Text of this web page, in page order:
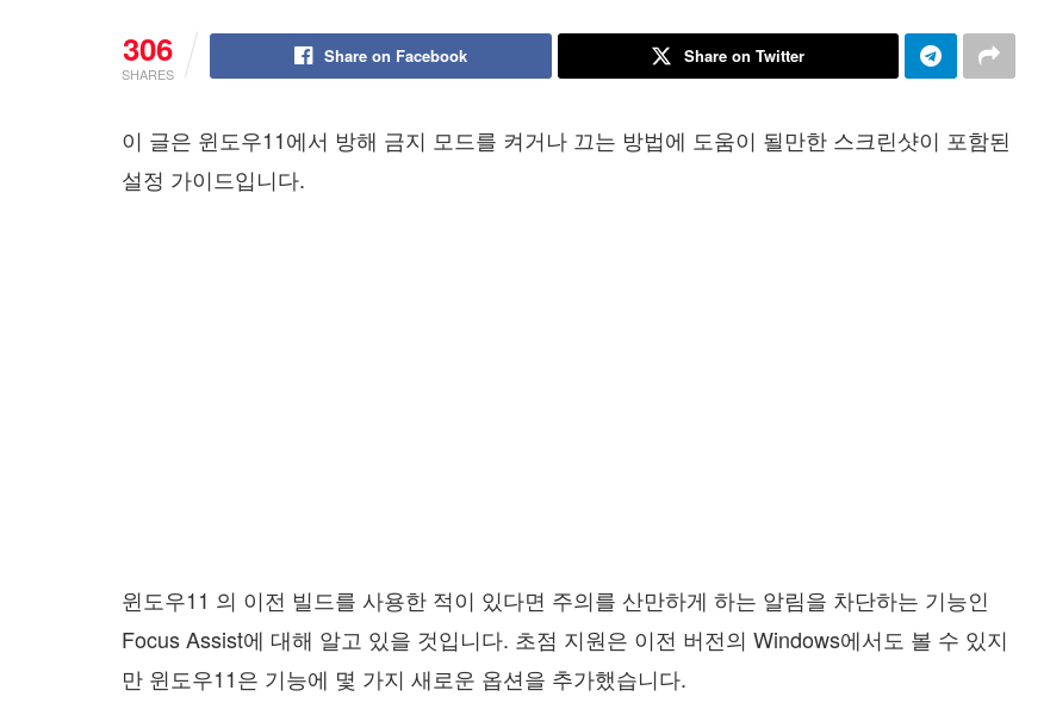
306
SHARES
Share on Facebook Share on Twitter
이 글은 윈도우11에서 방해 금지 모드를 켜거나 끄는 방법에 도움이 될만한 스크린샷이 포함된
설정 가이드입니다.
윈도우11 의 이전 빌드를 사용한 적이 있다면 주의를 산만하게 하는 알림을 차단하는 기능인
Focus Assist에 대해 알고 있을 것입니다. 초점 지원은 이전 버전의 Windows에서도 볼 수 있지
만 윈도우11은 기능에 몇 가지 새로운 옵션을 추가했습니다.